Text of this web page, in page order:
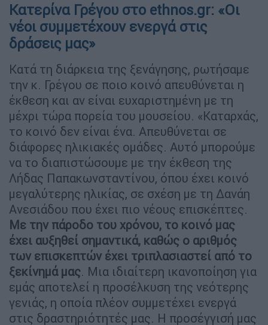
Κατερίνα Γρέγου στο ethnos.gr: «Οι
νέοι συμμετέχουν ενεργά στις
δράσεις μας»
Κατά τη διάρκεια της ξενάγησης, ρωτήσαμε
την κ. Γρέγου σε ποιο κοινό απευθύνεται η
έκθεση και αν είναι ευχαριστημένη με τη
μέχρι τώρα πορεία του μουσείου. «Καταρχάς,
το κοινό δεν είναι ένα. Απευθύνεται σε
διάφορες ηλικιακές ομάδες. Αυτό μπορούμε
να το διαπιστώσουμε με την έκθεση της
Λήδας Παπακωνσταντίνου, όπου έχει κοινό
μεγαλύτερης ηλικίας, σε σχέση με τη Δανάη
Ανεσιάδου που έχει πιο νέους επισκέπτες.
Με την πάροδο του χρόνου, το κοινό μας
έχει αυξηθεί σημαντικά, καθώς ο αριθμός
των επισκεπτών έχει τριπλασιαστεί από το
ξεκίνημά μας. Μια ιδιαίτερη ικανοποίηση για
εμάς αποτελεί η προσέλκυση της νεότερης
γενιάς, η οποία πλέον συμμετέχει ενεργά
στις δραστηριότητές μας. Η προσέγγισή μας